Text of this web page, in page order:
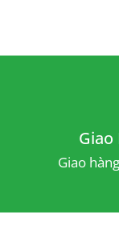
Giao
Giao